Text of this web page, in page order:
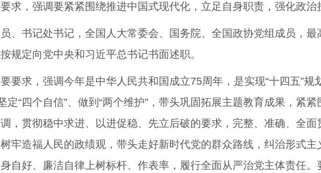
，强调要紧紧围绕推进中国式现代化，立足自身职责，强化政治
书记处书记，全国人大常委会、国务院、全国政协党组成员，最
规定向党中央和习近平总书记书面述职。
求，强调今年是中华人民共和国成立75周年，是实现“十四五”规
定“四个自信”、做到“两个维护”，带头巩固拓展主题教育成果，紧
，贯彻稳中求进、以进促稳、先立后破的要求，完整、准确、全
牢造福人民的政绩观，带头走好新时代党的群众路线，纠治形式
自好、廉洁自律上树标杆、作表率，履行全面从严治党主体责任